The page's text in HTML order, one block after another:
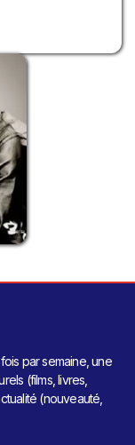
par semaine, une
(films, livres,
(nouveauté,